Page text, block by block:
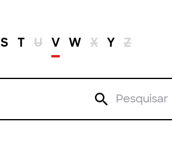
S T U V W X Y Z